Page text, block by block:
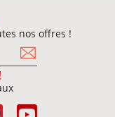
nos offres !